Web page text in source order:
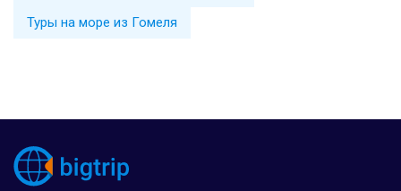
Туры на море из Гомеля